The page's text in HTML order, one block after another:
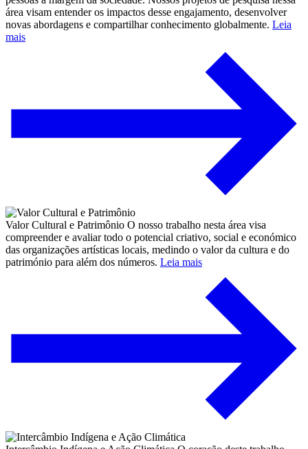
área visam entender os impactos desse engajamento, desenvolver
novas abordagens e compartilhar conhecimento globalmente. Leia
mais
Valor Cultural e Patrimônio O nosso trabalho nesta área visa
compreender e avaliar todo o potencial criativo, social e económico
das organizações artísticas locais, medindo o valor da cultura e do
património para além dos números. Leia mais